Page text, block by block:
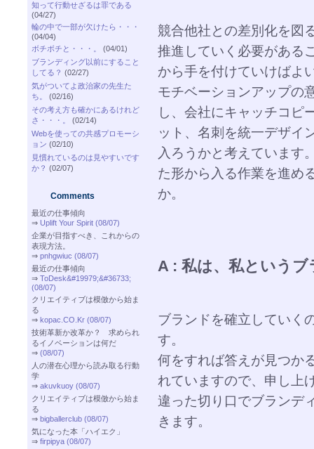
知って行動せざるは罪である
(04/27)
輪の中で一部が欠けたら・・・
(04/04)
ボチボチと・・・。
(04/01)
ブランディング以前にすること
してる？ (02/27)
気がついてよ政治家の先生た
ち。
(02/16)
その考え方も確かにあるけれど
さ・・・。
(02/14)
Webを使っての共感プロモーシ
ョン (02/10)
見慣れているのは見やすいです
か？ (02/07)
Comments
最近の仕事傾向
⇒ Uplift Your Spirit (08/07)
企業が目指すべき、これからの
表現方法。
⇒ pnhgwiuc (08/07)
最近の仕事傾向
⇒ ToDesk&#19979;&#36733;
(08/07)
クリエイティブは模倣から始ま
る
⇒ kopac.CO.Kr (08/07)
技術革新か改革か？ 求められ
るイノベーションは何だ
⇒ (08/07)
人の潜在心理から読み取る行動
学
⇒ akuvkuoy (08/07)
クリエイティブは模倣から始ま
る
⇒ bigballerclub (08/07)
気になった本「ハイエク」
⇒ firpipya (08/07)
競合他社との差別化を図
推進していく必要がある
から手を付けていけばよ
モチベーションアップの
し、会社にキャッチコピ
ット、名刺を統一デザイ
入ろうかと考えています
た形から入る作業を進め
か。
A : 私は、私というブ
ブランドを確立していく
す。
何をすれば答えが見つか
れていますので、申し上
違った切り口でブランデ
きます。